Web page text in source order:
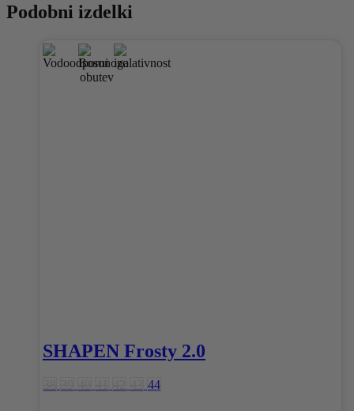
Podobni izdelki
SHAPEN Frosty 2.0
44